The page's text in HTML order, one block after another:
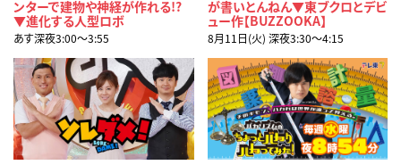
ンターで建物や神経が作れる!?
▼進化する人型ロボ
あす深夜3:00〜3:55
が書いとんねん▼東ブクロとデビ
ュー作【BUZZOOKA】
8月11日(火) 深夜3:30〜4:15